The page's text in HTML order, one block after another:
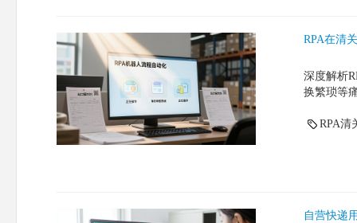
RPA在清
深度解析
换繁琐等
RPA清
自营快递